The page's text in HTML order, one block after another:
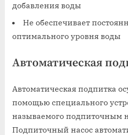
добавления воды
Не обеспечивает
оптимального уровня воды
Автоматическая
Автоматическая подпитка
помощью специального
называемого подпиточным
Подпиточный насос